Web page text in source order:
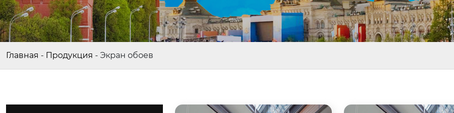
Главная - Продукция - Экран обоев